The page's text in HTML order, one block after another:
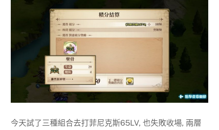
今天試了三種組合去打菲尼克斯65LV, 也失敗收場, 兩層